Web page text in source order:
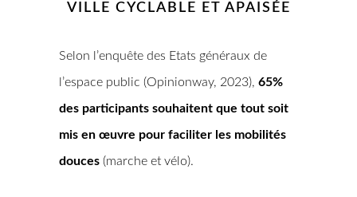
VILLE CYCLABLE ET APAISÉE
Selon l’enquête des Etats généraux de
l’espace public (Opinionway, 2023), 65%
des participants souhaitent que tout soit
mis en œuvre pour faciliter les mobilités
douces (marche et vélo).